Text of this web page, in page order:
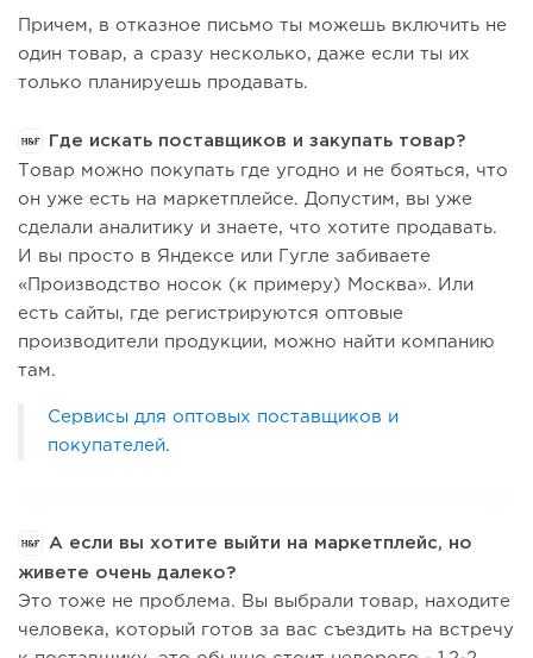
Причем, в отказное письмо ты можешь включить не
один товар, а сразу несколько, даже если ты их
только планируешь продавать.
Где искать поставщиков и закупать товар?
Товар можно покупать где угодно и не бояться, что
он уже есть на маркетплейсе. Допустим, вы уже
сделали аналитику и знаете, что хотите продавать.
И вы просто в Яндексе или Гугле забиваете
«Производство носок (к примеру) Москва». Или
есть сайты, где регистрируются оптовые
производители продукции, можно найти компанию
там.
Сервисы для оптовых поставщиков и
покупателей.
А если вы хотите выйти на маркетплейс, но
живете очень далеко?
Это тоже не проблема. Вы выбрали товар, находите
человека, который готов за вас съездить на встречу